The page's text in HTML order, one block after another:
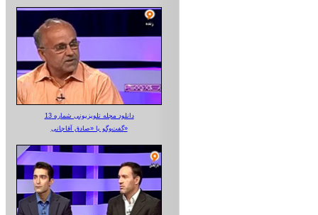
دانلود مجله تلویزیونی شماره 13
گفت‌وگو با «صادق آقاجانی»